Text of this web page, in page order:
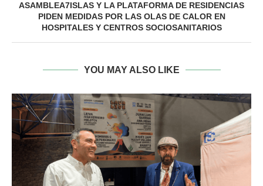
ASAMBLEA7ISLAS Y LA PLATAFORMA DE RESIDENCIAS
PIDEN MEDIDAS POR LAS OLAS DE CALOR EN
HOSPITALES Y CENTROS SOCIOSANITARIOS
YOU MAY ALSO LIKE